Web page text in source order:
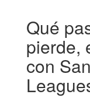
Qué
pierde,
con